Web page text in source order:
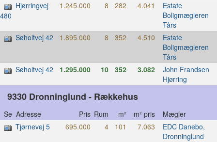
Hjørringvej
480
1.245.000 8 282 4.041 Estate
Boligmægleren
Tårs
Søholtvej 42
1.895.000 8 352 4.510 Estate
Boligmægleren
Tårs
Søholtvej 42
1.295.000 10 352 3.082 John Frandsen
Hjørring
9330 Dronninglund - Rækkehus
Se Adresse Pris Rum m² m² pris Mægler
Tjørnevej 5
695.000 4 101 7.063 EDC Danebo,
Dronninglund